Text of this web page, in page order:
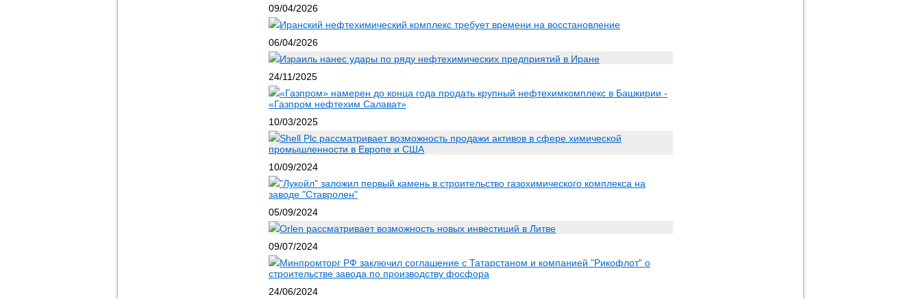
09/04/2026
Иранский нефтехимический комплекс требует времени на восстановление
06/04/2026
Израиль нанес удары по ряду нефтехимических предприятий в Иране
24/11/2025
«Газпром» намерен до конца года продать крупный нефтехимкомплекс в Башкирии -
«Газпром нефтехим Салават»
10/03/2025
Shell Plc рассматривает возможность продажи активов в сфере химической
промышленности в Европе и США
10/09/2024
"Лукойл" заложил первый камень в строительство газохимического комплекса на
заводе "Ставролен"
05/09/2024
Orlen рассматривает возможность новых инвестиций в Литве
09/07/2024
Минпромторг РФ заключил соглашение с Татарстаном и компанией "Рикофлот" о
строительстве завода по производству фосфора
24/06/2024